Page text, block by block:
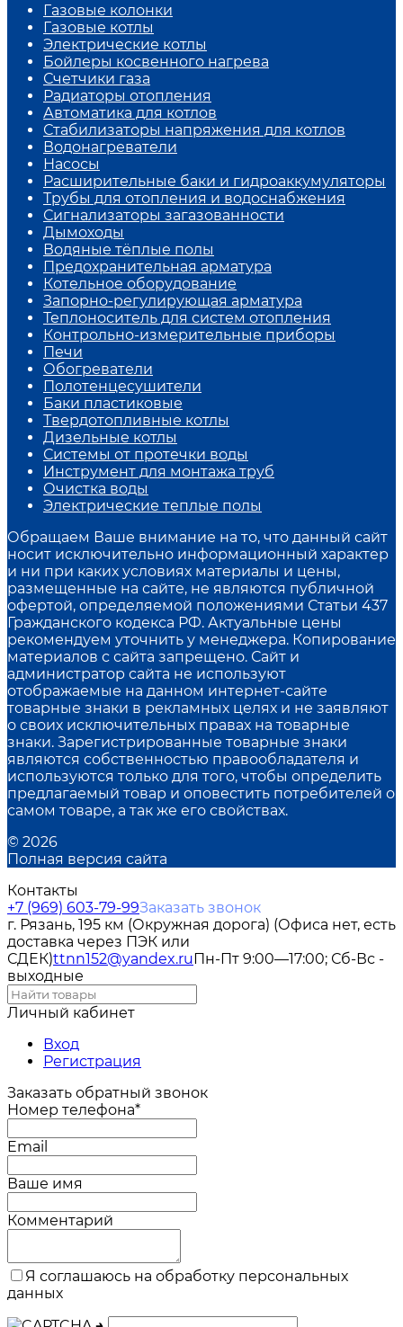
Газовые колонки
Газовые котлы
Электрические котлы
Бойлеры косвенного нагрева
Счетчики газа
Радиаторы отопления
Автоматика для котлов
Стабилизаторы напряжения для котлов
Водонагреватели
Насосы
Расширительные баки и гидроаккумуляторы
Трубы для отопления и водоснабжения
Сигнализаторы загазованности
Дымоходы
Водяные тёплые полы
Предохранительная арматура
Котельное оборудование
Запорно-регулирующая арматура
Теплоноситель для систем отопления
Контрольно-измерительные приборы
Печи
Обогреватели
Полотенцесушители
Баки пластиковые
Твердотопливные котлы
Дизельные котлы
Системы от протечки воды
Инструмент для монтажа труб
Очистка воды
Электрические теплые полы
Обращаем Ваше внимание на то, что данный сайт
носит исключительно информационный характер
и ни при каких условиях материалы и цены,
размещенные на сайте, не являются публичной
офертой, определяемой положениями Статьи 437
Гражданского кодекса РФ. Актуальные цены
рекомендуем уточнить у менеджера. Копирование
материалов с сайта запрещено. Сайт и
администратор сайта не используют
отображаемые на данном интернет-сайте
товарные знаки в рекламных целях и не заявляют
о своих исключительных правах на товарные
знаки. Зарегистрированные товарные знаки
являются собственностью правообладателя и
используются только для того, чтобы определить
предлагаемый товар и оповестить потребителей о
самом товаре, а так же его свойствах.
© 2026
Полная версия сайта
Контакты
+7 (969) 603-79-99Заказать звонок
г. Рязань, 195 км (Окружная дорога) (Офиса нет, есть
доставка через ПЭК или
СДЕК)ttnn152@yandex.ruПн-Пт 9:00—17:00; Сб-Вс -
выходные
Личный кабинет
Вход
Регистрация
Заказать обратный звонок
Номер телефона*
Email
Ваше имя
Комментарий
Я соглашаюсь на обработку персональных
данных